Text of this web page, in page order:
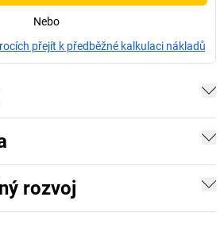
Nebo
přejít k předběžné kalkulaci nákladů
rozvoj